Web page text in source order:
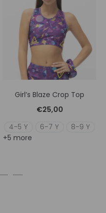
Girl’s Blaze Crop Top
€25,00
4-5 Y
6-7 Y
8-9 Y
+5 more